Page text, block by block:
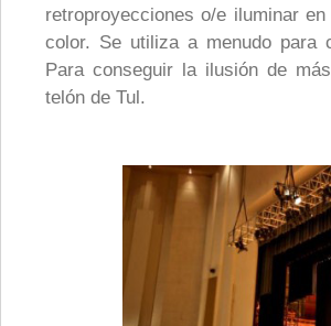
retroproyecciones o/e iluminar
color. Se utiliza a menudo para
Para conseguir la ilusión de
telón de Tul.